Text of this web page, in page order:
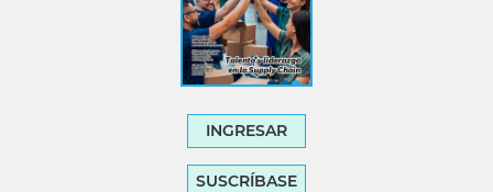
INGRESAR
SUSCRÍBASE